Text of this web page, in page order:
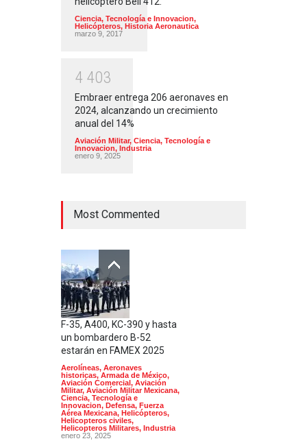
Ciencia, Tecnología e Innovacion,
Helicópteros, Historia Aeronautica
marzo 9, 2017
4 403
Embraer entrega 206 aeronaves en
2024, alcanzando un crecimiento
anual del 14%
Aviación Militar, Ciencia, Tecnología e
Innovacion, Industria
enero 9, 2025
Most Commented
F-35, A400, KC-390 y hasta
un bombardero B-52
estarán en FAMEX 2025
Aerolíneas, Aeronaves
historicas, Armada de México,
Aviación Comercial, Aviación
Militar, Aviación Militar Mexicana,
Ciencia, Tecnología e
Innovacion, Defensa, Fuerza
Aérea Mexicana, Helicópteros,
Helicopteros civiles,
Helicopteros Militares, Industria
enero 23, 2025